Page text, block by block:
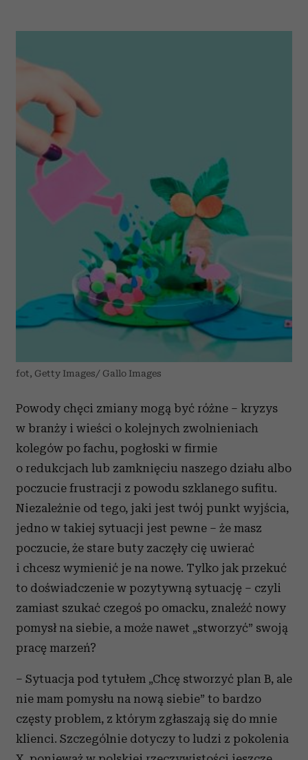
fot, Getty Images/ Gallo Images
Powody chęci zmiany mogą być różne – kryzys
w branży i wieści o kolejnych zwolnieniach
kolegów po fachu, pogłoski w firmie
o redukcjach lub zamknięciu naszego działu albo
poczucie frustracji z powodu szklanego sufitu.
Niezależnie od tego, jaki jest twój punkt wyjścia,
jedno w takiej sytuacji jest pewne – że masz
poczucie, że stare buty zaczęły cię uwierać
i chcesz wymienić je na nowe. Tylko jak przekuć
to doświadczenie w pozytywną sytuację – czyli
zamiast szukać czegoś po omacku, znaleźć nowy
pomysł na siebie, a może nawet „stworzyć” swoją
pracę marzeń?
– Sytuacja pod tytułem „Chcę stworzyć plan B, ale
nie mam pomysłu na nową siebie” to bardzo
częsty problem, z którym zgłaszają się do mnie
klienci. Szczególnie dotyczy to ludzi z pokolenia